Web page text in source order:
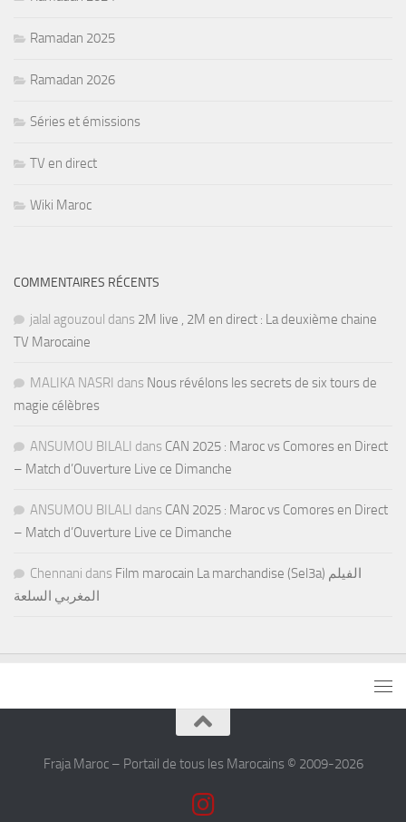
Ramadan 2025
Ramadan 2026
Séries et émissions
TV en direct
Wiki Maroc
COMMENTAIRES RÉCENTS
jalal agouzoul dans 2M live , 2M en direct : La deuxième chaine
TV Marocaine
MALIKA NASRI dans Nous révélons les secrets de six tours de
magie célèbres
ANSUMOU BILALI dans CAN 2025 : Maroc vs Comores en Direct
– Match d’Ouverture Live ce Dimanche
ANSUMOU BILALI dans CAN 2025 : Maroc vs Comores en Direct
– Match d’Ouverture Live ce Dimanche
Chennani dans Film marocain La marchandise (Sel3a) الفيلم
المغربي السلعة
Fraja Maroc – Portail de tous les Marocains © 2009-2026